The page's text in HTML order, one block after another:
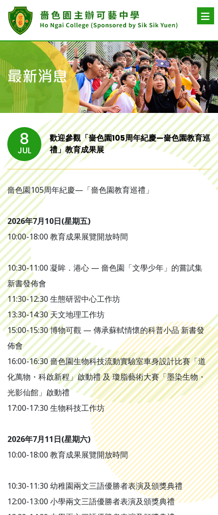
最新消息
8
JUL
歡迎參觀「嗇色園105周年紀慶—嗇色園教育巡
禮」教育成果展
嗇色園105周年紀慶—「嗇色園教育巡禮」
2026年7月10日(星期五)
10:00-18:00 教育成果展覽開放時間
10:30-11:00 凝眸．港心 — 嗇色園「文學少年」的嘗試集
新書發佈會
11:30-12:30 生態研習中心工作坊
13:30-14:30 天文地理工作坊
15:00-15:30 博物可觀 — 傳承蘇軾情懷的科普小品 新書發
佈會
16:00-16:30 嗇色園生物科技流動實驗室車身設計比賽「道
化萬物・科啟新程」啟動禮 及 瓊脂藝術大賽「墨染生物・
光影仙館」啟動禮
17:00-17:30 生物科技工作坊
2026年7月11日(星期六)
10:00-18:00 教育成果展覽開放時間
10:30-11:30 幼稚園兩文三語優勝者表演及頒獎典禮
12:00-13:00 小學兩文三語優勝者表演及頒獎典禮